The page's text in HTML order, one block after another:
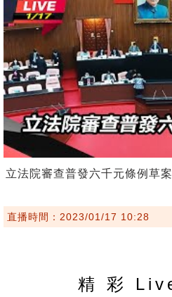
立法院審查普發六千元條例草案
直播時間：2023/01/17 10:28
精 彩